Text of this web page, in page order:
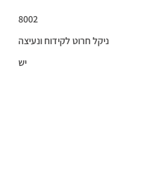
8002
ניקל חרוט לקידוח ונעיצה
יש